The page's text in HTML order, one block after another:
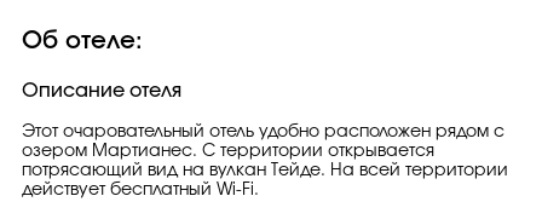
Об отеле:
Описание отеля
Этот очаровательный отель удобно расположен рядом с
озером Мартианес. С территории открывается
потрясающий вид на вулкан Тейде. На всей территории
действует бесплатный Wi-Fi.